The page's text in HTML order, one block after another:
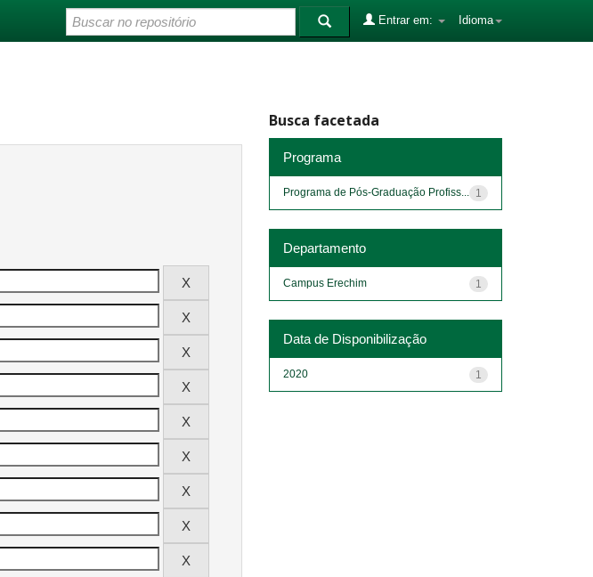
Idioma
Entrar em:
Busca facetada
Programa
1
Programa de Pós-Graduação Profiss...
Departamento
1
Campus Erechim
Data de Disponibilização
1
2020